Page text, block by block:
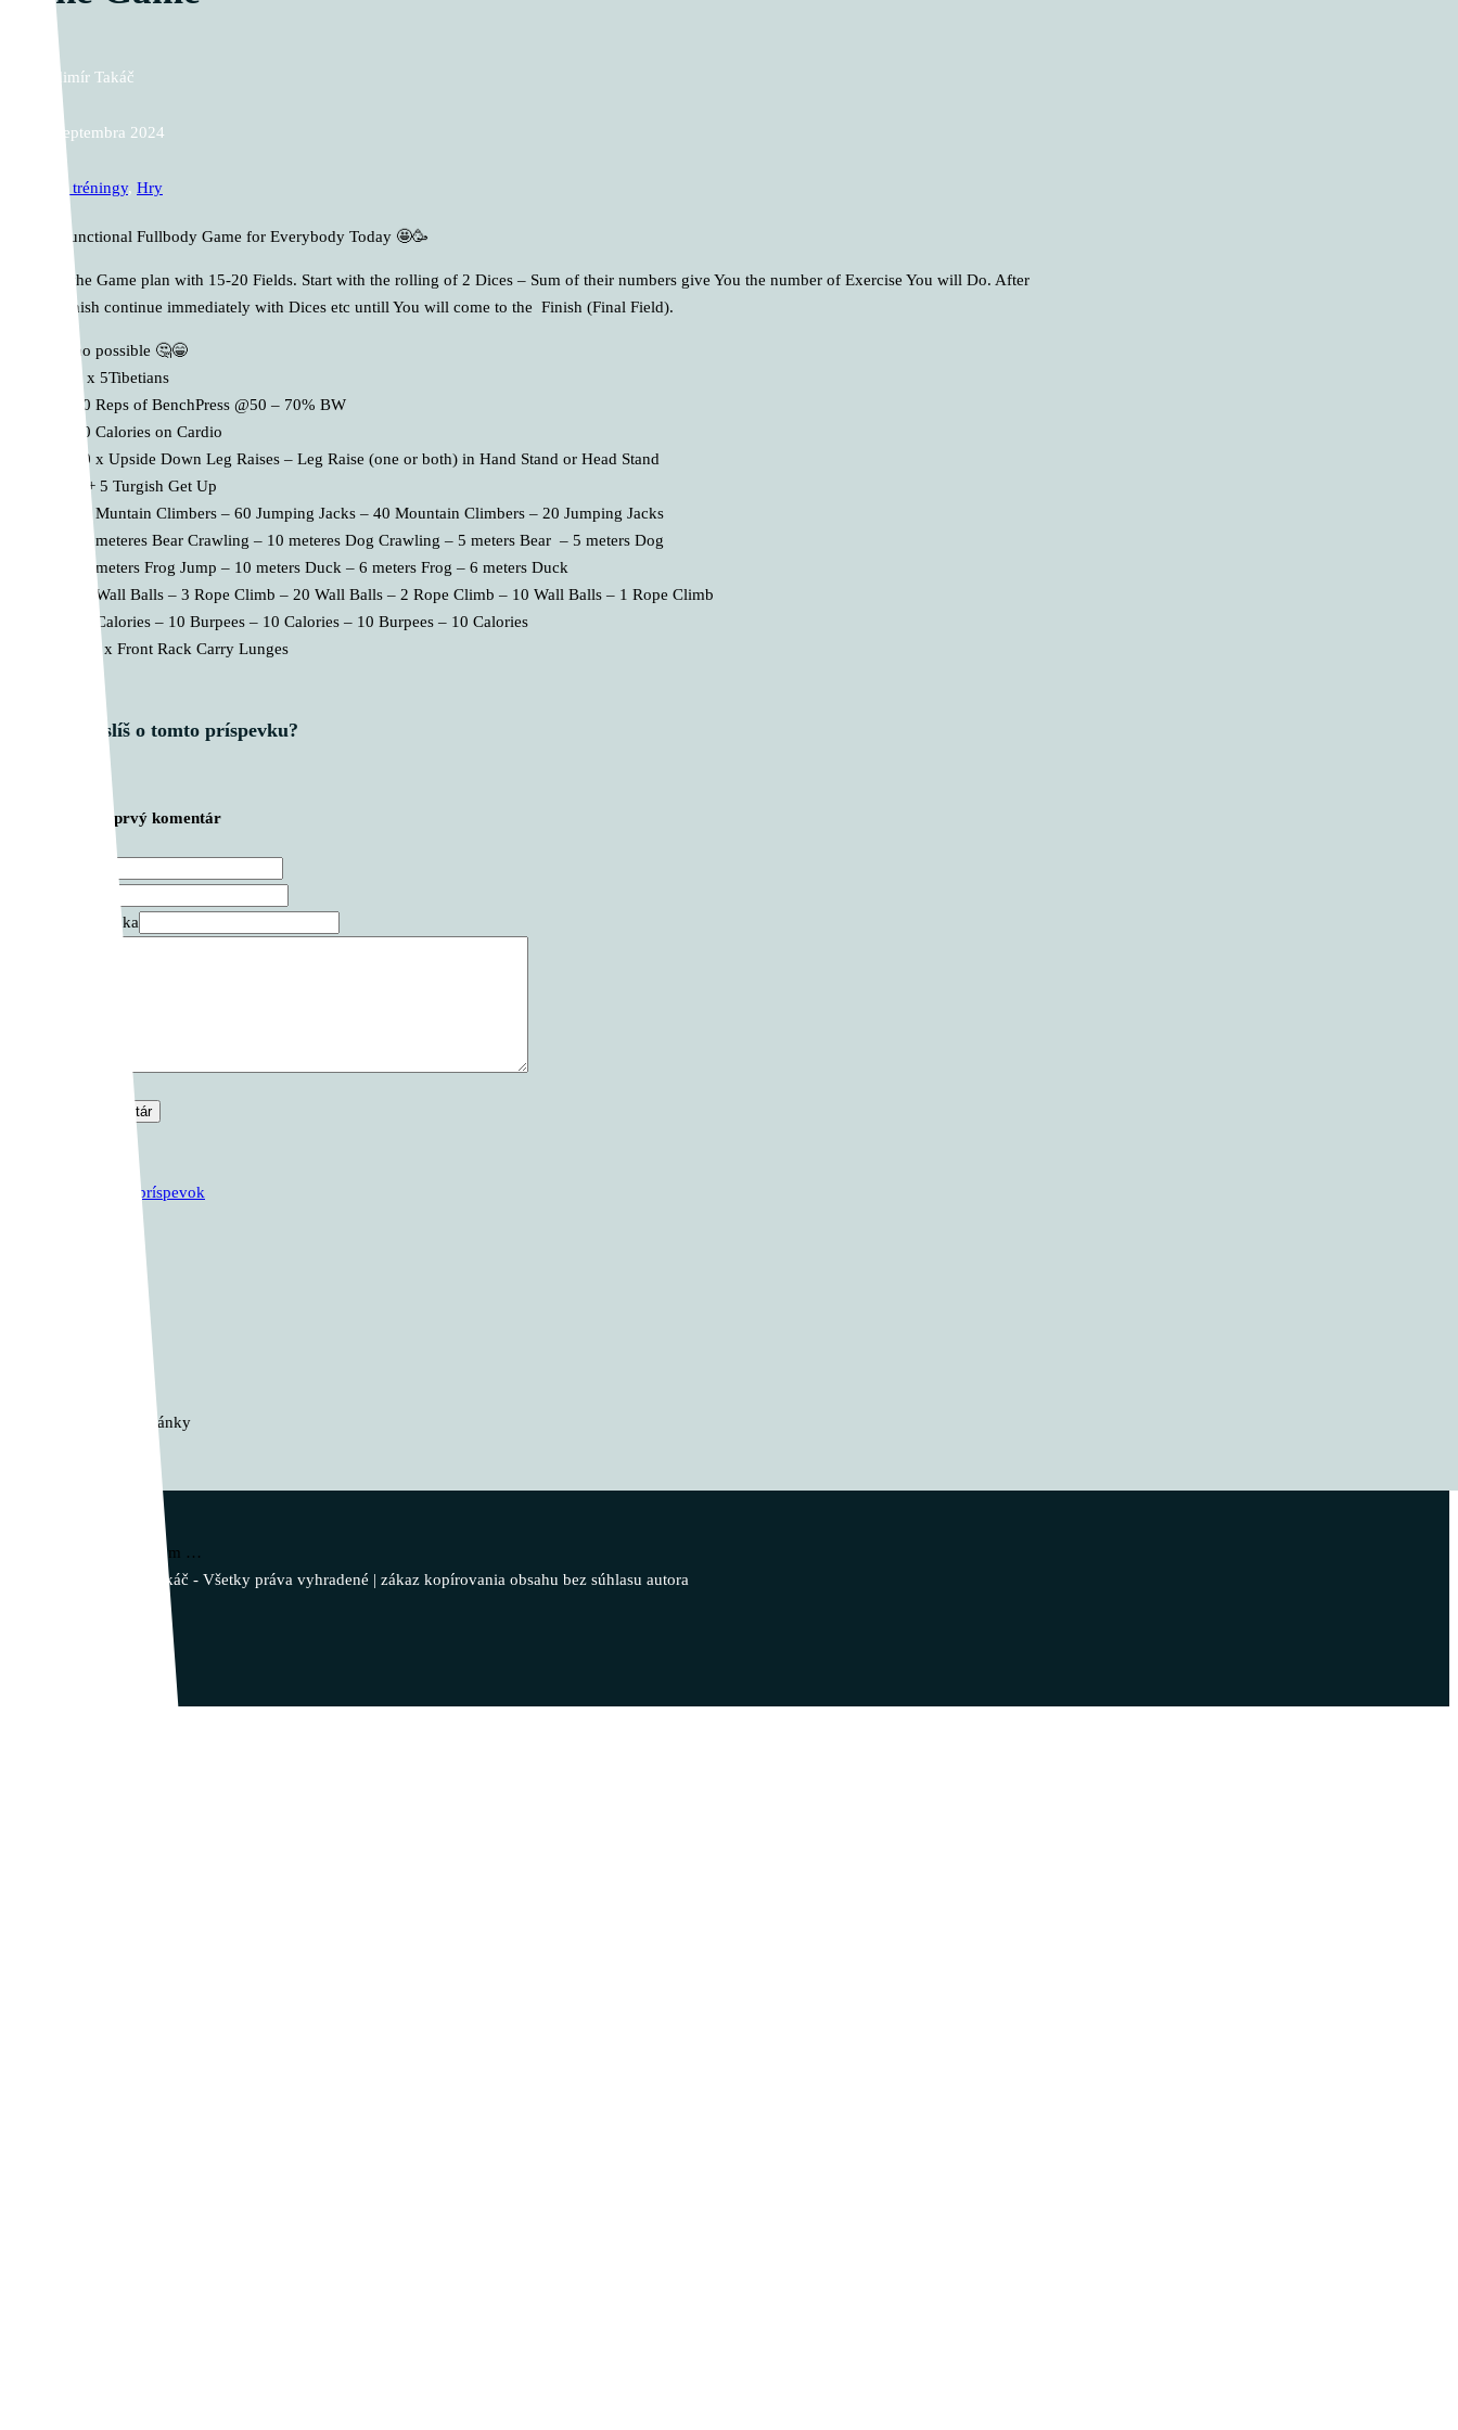
Vladimír Takáč
19. septembra 2024
Cross tréningy, Hry
The Functional Fullbody Game for Everybody Today 🤩🥳
Draw the Game plan with 15-20 Fields. Start with the rolling of 2 Dices – Sum of their numbers give You the number of Exercise You will Do. After
You finish continue immediately with Dices etc untill You will come to the Finish (Final Field).
no possible 🤔😁
5 x 5Tibetians
50 Reps of BenchPress @50 – 70% BW
50 Calories on Cardio
10 x Upside Down Leg Raises – Leg Raise (one or both) in Hand Stand or Head Stand
5 + 5 Turgish Get Up
80 Muntain Climbers – 60 Jumping Jacks – 40 Mountain Climbers – 20 Jumping Jacks
10 meteres Bear Crawling – 10 meteres Dog Crawling – 5 meters Bear – 5 meters Dog
10 meters Frog Jump – 10 meters Duck – 6 meters Frog – 6 meters Duck
30 Wall Balls – 3 Rope Climb – 20 Wall Balls – 2 Rope Climb – 10 Wall Balls – 1 Rope Climb
10 Calories – 10 Burpees – 10 Calories – 10 Burpees – 10 Calories
100 x Front Rack Carry Lunges
Čo si myslíš o tomto príspevku?
Zanechajte prvý komentár
Webová stránka
Predchádzajúci príspevok
Žiadne podobné články
Inšpiruj svojim životom …
© 2023 - Vladimír Takáč - Všetky práva vyhradené | zákaz kopírovania obsahu bez súhlasu autora